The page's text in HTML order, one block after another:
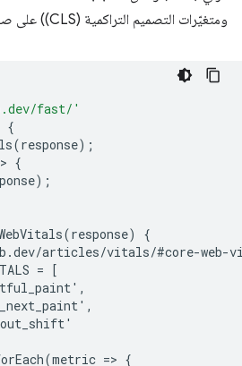
ومتغيّرات التصميم التراكمية (CLS)) على صفحة ويب "جيّدًا".
fast/'
{
(response);
> {
);
(response)
{
.dev/articles/vitals/#core-web-
= [
(metric => {